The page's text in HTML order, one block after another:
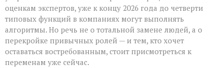
“вы
уволены” — он
тихо
перепишет
правила
игры»
оценкам экспертов, уже к концу 2026 года до четверти
типовых функций в компаниях могут выполнять
алгоритмы. Но речь не о тотальной замене людей, а о
перекройке привычных ролей — и тем, кто хочет
оставаться востребованным, стоит присмотреться к
переменам уже сейчас.